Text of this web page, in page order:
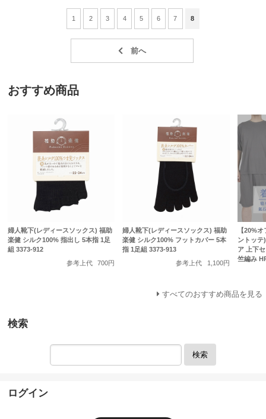
1 2 3 4 5 6 7 8
おすすめ商品
婦人靴下(レディースソックス) 福助
楽健 シルク100% 指出し 5本指 1足
組 3373-912
参考上代
700円
婦人靴下(レディースソックス) 福助
楽健 シルク100% フットカバー 5本
指 1足組 3373-913
参考上代
1,100円
【20%
ントッテ
ア 上下
竺編み
すべてのおすすめ商品を見る
検索
検索
ログイン